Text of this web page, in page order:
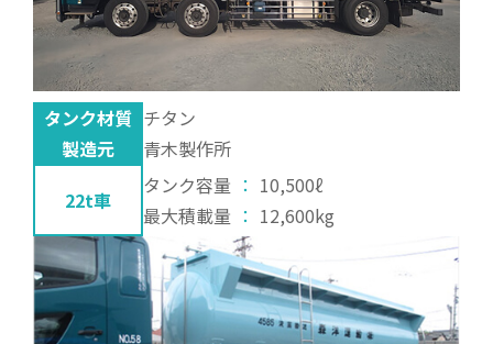
タンク材質 チタン
製造元
青木製作所
22t車
タンク容量 ： 10,500ℓ
最大積載量 ： 12,600kg